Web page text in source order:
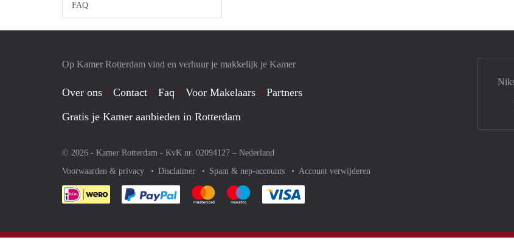
FAQ
Op Kamer Rotterdam vind en verhuur je makkelijk je Kamer
Over ons Contact Faq Voor Makelaars
Partners
Gratis je Kamer aanbieden in Rotterdam
© 2026 - Kamer Rotterdam - KvK nr. 02094127 – Nederland
Voorwaarden & privacy
Disclaimer Spam & nep-accounts Account verwijderen
Je rekent gemakkelijk af met Paypal
Je rekent gemakkelijk af met Mastercard
Je rekent gemakkelijk af met Meastro